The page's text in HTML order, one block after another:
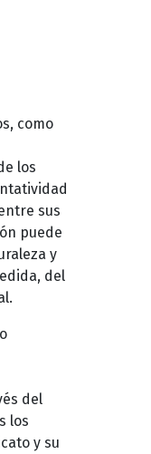
como
los
sus
puede
y
del
del
los
y su